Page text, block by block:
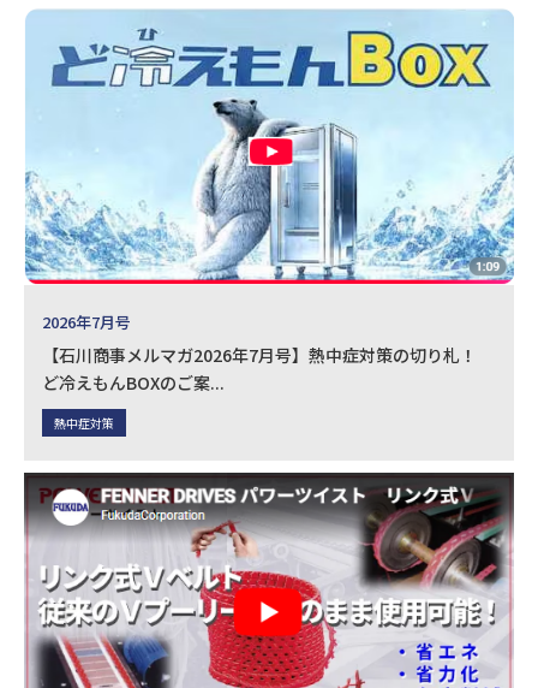
2026年7月号
【石川商事メルマガ2026年7月号】熱中症対策の切り札！
ど冷えもんBOXのご案...
熱中症対策